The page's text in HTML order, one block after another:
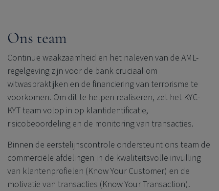
Ons team
Continue waakzaamheid en het naleven van de AML-
regelgeving zijn voor de bank cruciaal om
witwaspraktijken en de financiering van terrorisme te
voorkomen. Om dit te helpen realiseren, zet het KYC-
KYT team volop in op klantidentificatie,
risicobeoordeling en de monitoring van transacties.
Binnen de eerstelijnscontrole ondersteunt ons team de
commerciële afdelingen in de kwaliteitsvolle invulling
van klantenprofielen (Know Your Customer) en de
motivatie van transacties (Know Your Transaction).